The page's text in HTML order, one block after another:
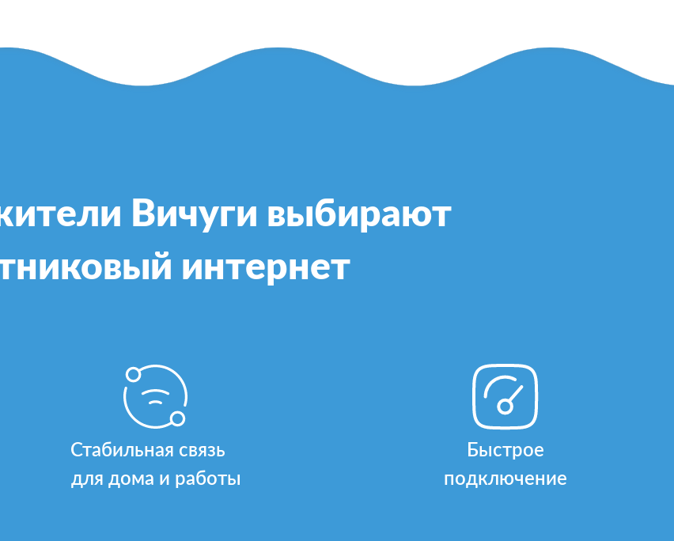
Вичуги выбирают
интернет
Стабильная связь
для дома и работы
Быстрое
подключение